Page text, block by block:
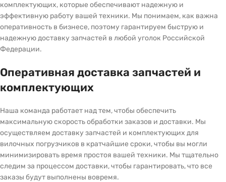
комплектующих, которые обеспечивают надежную и
эффективную работу вашей техники. Мы понимаем, как важна
оперативность в бизнесе, поэтому гарантируем быструю и
надежную доставку запчастей в любой уголок Российской
Федерации.
Оперативная доставка запчастей и
комплектующих
Наша команда работает над тем, чтобы обеспечить
максимальную скорость обработки заказов и доставки. Мы
осуществляем доставку запчастей и комплектующих для
вилочных погрузчиков в кратчайшие сроки, чтобы вы могли
минимизировать время простоя вашей техники. Мы тщательно
следим за процессом доставки, чтобы гарантировать, что все
заказы будут выполнены вовремя.